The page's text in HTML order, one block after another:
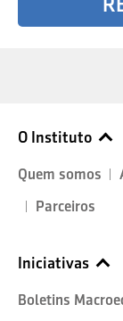
O Instituto
Quem somos
Parceiros
Iniciativas
Boletins